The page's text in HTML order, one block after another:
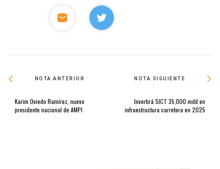
NOTA ANTERIOR
Karim Oviedo Ramírez, nuevo
presidente nacional de AMPI
NOTA SIGUIENTE
Invertirá SICT 35,000 mdd en
infraestructura carretera en 2025